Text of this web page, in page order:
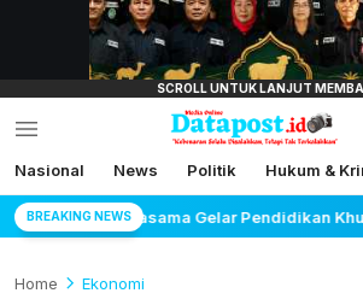
lensamata.id
Datapost.id
Kebenaran Selalu
Terkalahkan
Nasional News Politik Hukum &
BREAKING NEWSKhusus Profesi Advokat
Home Ekonomi